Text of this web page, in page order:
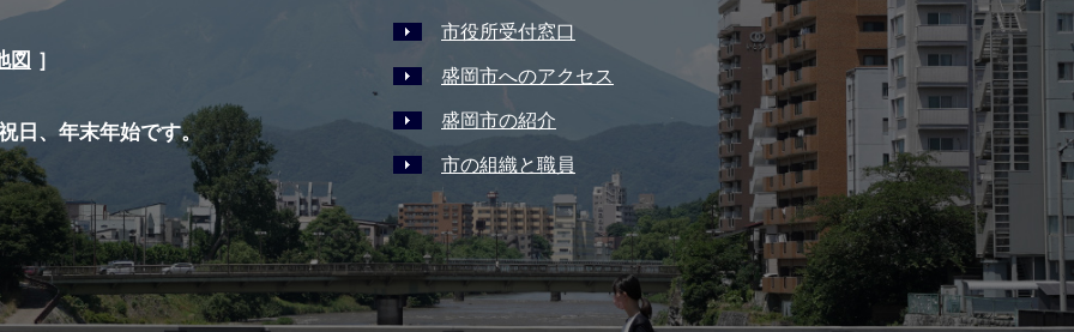
図 ］
日、年末年始です。
市役所受付窓口
盛岡市へのアクセス
盛岡市の紹介
市の組織と職員